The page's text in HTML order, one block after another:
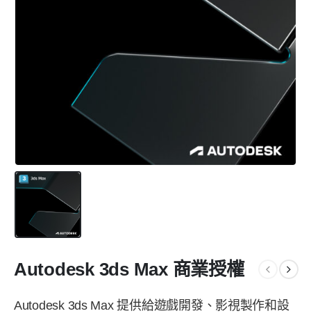
Autodesk 3ds Max 商業授權
Autodesk 3ds Max 提供給遊戲開發、影視製作和設